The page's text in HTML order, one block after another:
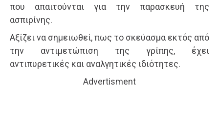
που απαιτούνται για την παρασκευή της
ασπιρίνης.
Αξίζει να σημειωθεί, πως το σκεύασμα εκτός από
την αντιμετώπιση της γρίπης, έχει
αντιπυρετικές και αναλγητικές ιδιότητες.
Advertisment